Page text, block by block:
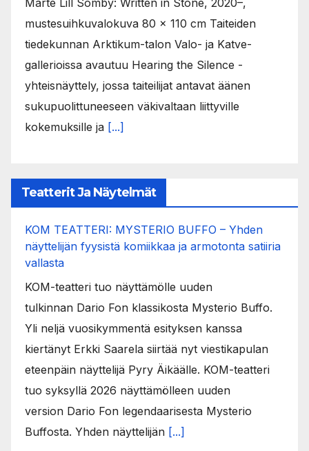
Marte Lill Somby: Written in Stone, 2020–,
mustesuihkuvalokuva 80 x 110 cm Taiteiden
tiedekunnan Arktikum-talon Valo- ja Katve-
gallerioissa avautuu Hearing the Silence -
yhteisnäyttely, jossa taiteilijat antavat äänen
sukupuolittuneeseen väkivaltaan liittyville
kokemuksille ja [...]
Teatterit Ja Näytelmät
KOM TEATTERI: MYSTERIO BUFFO – Yhden
näyttelijän fyysistä komiikkaa ja armotonta satiiria
vallasta
KOM-teatteri tuo näyttämölle uuden
tulkinnan Dario Fon klassikosta Mysterio Buffo.
Yli neljä vuosikymmentä esityksen kanssa
kiertänyt Erkki Saarela siirtää nyt viestikapulan
eteenpäin näyttelijä Pyry Äikäälle. KOM-teatteri
tuo syksyllä 2026 näyttämölleen uuden
version Dario Fon legendaarisesta Mysterio
Buffosta. Yhden näyttelijän [...]